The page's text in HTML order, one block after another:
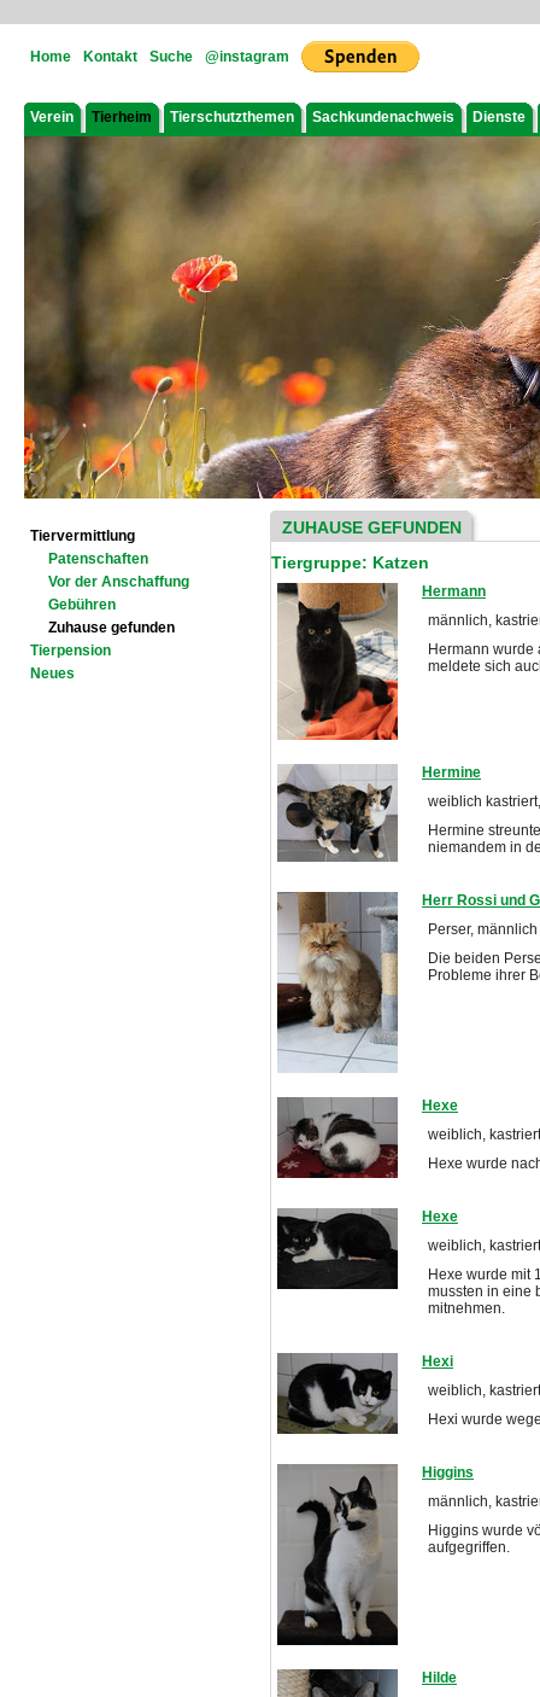
Home Kontakt Suche @instagram
Verein Tierheim Tierschutzthemen Sachkundenachweis Dienste
Tiervermittlung
Patenschaften
Vor der Anschaffung
Gebühren
Zuhause gefunden
Tierpension
Neues
ZUHAUSE GEFUNDEN
Tiergruppe: Katzen
Hermann
männlich,
Hermann wurde
meldete sich
Hermine
weiblich
Hermine
niemandem in
Herr Rossi und
Perser,
Die beiden
Probleme ihrer
Hexe
weiblich,
Hexe wurde
Hexe
weiblich,
Hexe wurde mit
mussten in eine
mitnehmen.
Hexi
weiblich,
Hexi wurde
Higgins
männlich,
Higgins wurde
aufgegriffen.
Hilde